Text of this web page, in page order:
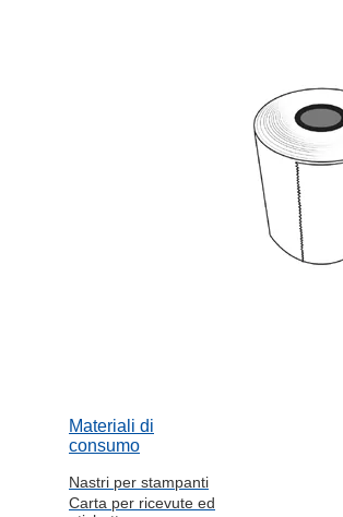
Materiali di
consumo
Nastri per stampanti
Carta per ricevute ed